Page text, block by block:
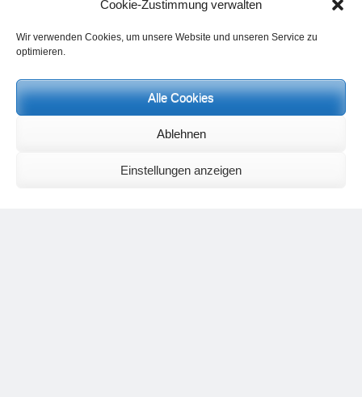
Cookie-Zustimmung verwalten
Wir verwenden Cookies, um unsere Website und unseren Service zu
optimieren.
Alle Cookies
Ablehnen
Einstellungen anzeigen
Neueste Kommentare
Setu Bandhasana – Die Brücke als Yogaübung und
zuSpiritualität im Koffer – die Auflösung des